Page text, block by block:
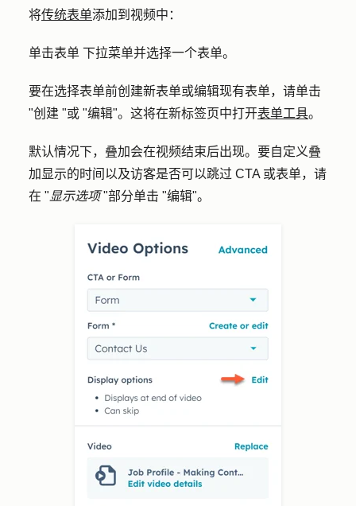
将传统表单添加到视频中：
单击表单 下拉菜单并选择一个表单。
要在选择表单前创建新表单或编辑现有表单，请单击
"创建 "或 "编辑"。这将在新标签页中打开表单工具。
默认情况下，叠加会在视频结束后出现。要自定义叠
加显示的时间以及访客是否可以跳过 CTA 或表单，请
在 " 显示选项"部分单击 "编辑"。